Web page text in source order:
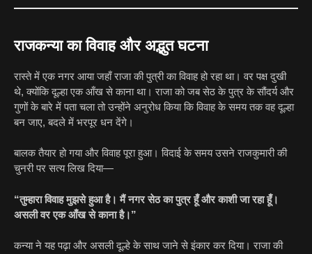
राजकन्या का विवाह और अद्भुत घटना
रास्ते में एक नगर आया जहाँ राजा की पुत्री का विवाह हो रहा था। वर पक्ष दुखी
थे, क्योंकि दूल्हा एक आँख से काना था। राजा को जब सेठ के पुत्र के सौंदर्य और
गुणों के बारे में पता चला तो उन्होंने अनुरोध किया कि विवाह के समय तक वह दूल्हा
बन जाए, बदले में भरपूर धन देंगे।
बालक तैयार हो गया और विवाह पूरा हुआ। विदाई के समय उसने राजकुमारी की
चुनरी पर सत्य लिख दिया—
“तुम्हारा विवाह मुझसे हुआ है। मैं नगर सेठ का पुत्र हूँ और काशी जा रहा हूँ।
असली वर एक आँख से काना है।”
कन्या ने यह पढ़ा और असली दूल्हे के साथ जाने से इंकार कर दिया। राजा की